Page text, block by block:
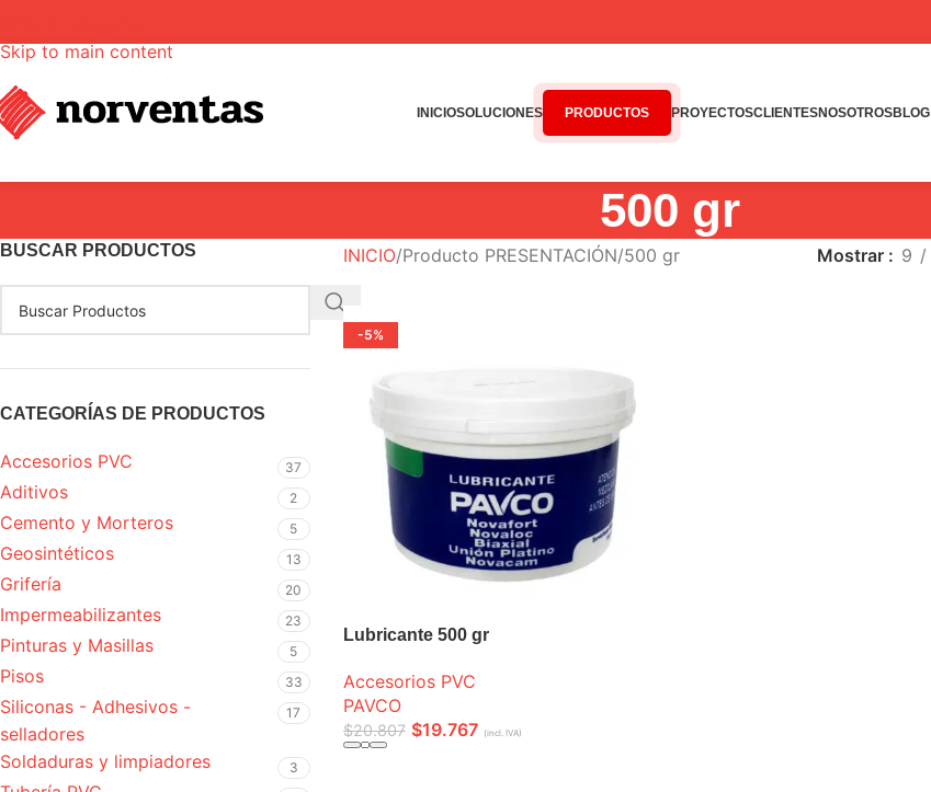
Skip to main content
INICIOSOLUCIONES PRODUCTOS PROYECTOSCLIENTESNOSOTROSBLOG
500 gr
BUSCAR PRODUCTOS
CATEGORÍAS DE PRODUCTOS
Accesorios PVC 37
Aditivos 2
Cemento y Morteros 5
Geosintéticos 13
Grifería 20
Impermeabilizantes 23
Pinturas y Masillas 5
Pisos 33
Siliconas - Adhesivos -
selladores
17
Soldaduras y limpiadores 3
INICIO Producto PRESENTACIÓN 500 gr Mostrar 9
-5%
Lubricante 500 gr
Accesorios PVC
PAVCO
$20.807 $19.767 (incl. IVA)